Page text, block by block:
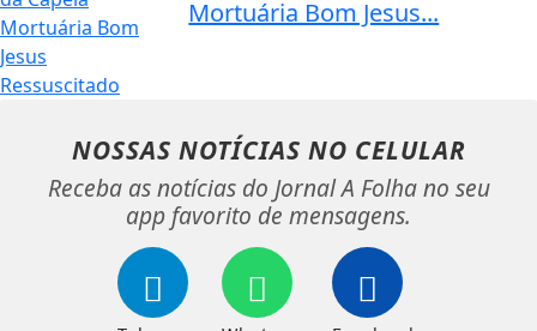
Mortuária Bom Jesus...
NOSSAS NOTÍCIAS NO CELULAR
Receba as notícias do Jornal A Folha no seu
app favorito de mensagens.